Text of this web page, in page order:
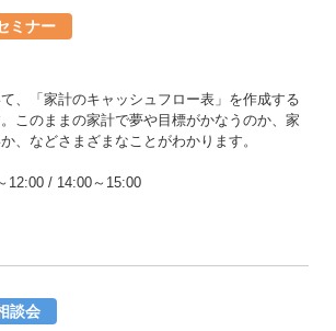
ミナー
、「家計のキャッシュフロー表」を作成する
このままの家計で夢や目標がかなうのか、家
、などさまざまなことがわかります。
12:00 / 14:00～15:00
談会